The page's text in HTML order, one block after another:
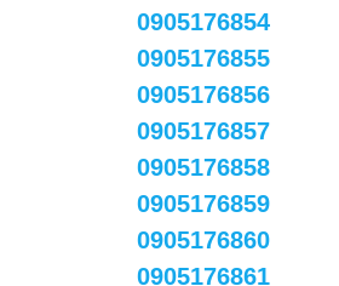
0905176854
0905176855
0905176856
0905176857
0905176858
0905176859
0905176860
0905176861